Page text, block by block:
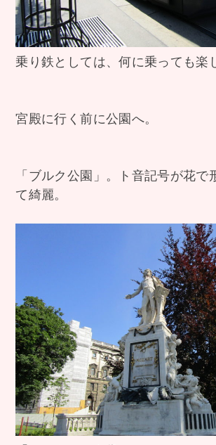
乗り鉄としては、何に乗っても楽
宮殿に行く前に公園へ。
「ブルク公園」。ト音記号が花で
て綺麗。